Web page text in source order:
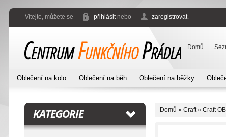
Vítejte, můžete se přihlásitnebo zaregistrovat.
Domů
Oblečení na kolo Oblečení na běh Oblečení na běžky
KATEGORIE Domů » Craft» Craft